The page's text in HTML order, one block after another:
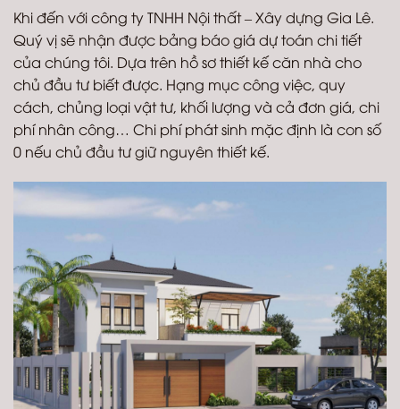
Khi đến với công ty TNHH Nội thất – Xây dựng Gia Lê.
Quý vị sẽ nhận được bảng báo giá dự toán chi tiết
của chúng tôi. Dựa trên hồ sơ thiết kế căn nhà cho
chủ đầu tư biết được. Hạng mục công việc, quy
cách, chủng loại vật tư, khối lượng và cả đơn giá, chi
phí nhân công… Chi phí phát sinh mặc định là con số
0 nếu chủ đầu tư giữ nguyên thiết kế.